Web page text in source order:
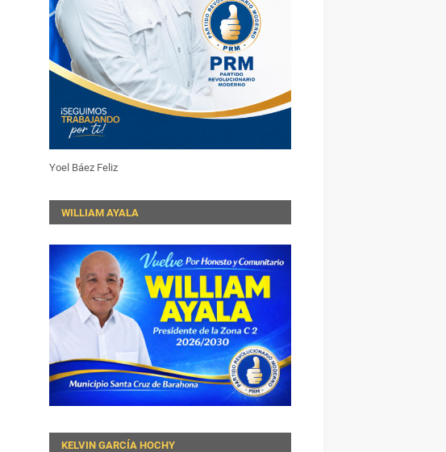
Yoel Báez Feliz
WILLIAM AYALA
KELVIN GARCÍA HOCHY